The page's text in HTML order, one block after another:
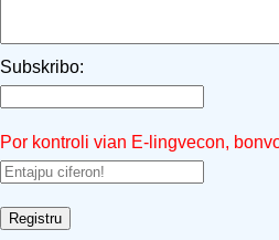
Subskribo:
Por kontroli vian E-lingvecon,